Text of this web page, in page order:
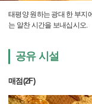
태평양 원하는 광대 한 부지
는 알찬 시간을 보내십시오.
공유 시설
매점(2F)